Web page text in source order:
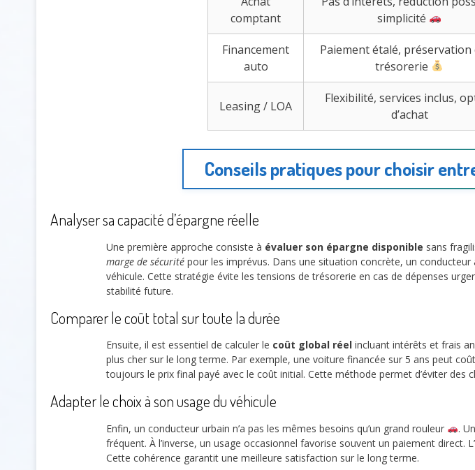
comptant
simplicité
Financement
auto
Paiement étalé, préservation
trésorerie
Leasing / LOA
Flexibilité, services inclus,
d’achat
Conseils pratiques pour choisir
Analyser sa capacité d’épargne réelle
Une première approche consiste à évaluer son épargne disponible sans
marge de sécurité pour les imprévus. Dans une situation concrète, un
véhicule. Cette stratégie évite les tensions de trésorerie en cas de dépenses
stabilité future.
Comparer le coût total sur toute la durée
Ensuite, il est essentiel de calculer le coût global réel incluant intérêts et frais
plus cher sur le long terme. Par exemple, une voiture financée sur 5 ans peut
toujours le prix final payé avec le coût initial. Cette méthode permet d’éviter des
Adapter le choix à son usage du véhicule
Enfin, un conducteur urbain n’a pas les mêmes besoins qu’un grand rouleur
.
fréquent. À l’inverse, un usage occasionnel favorise souvent un paiement
Cette cohérence garantit une meilleure satisfaction sur le long terme.